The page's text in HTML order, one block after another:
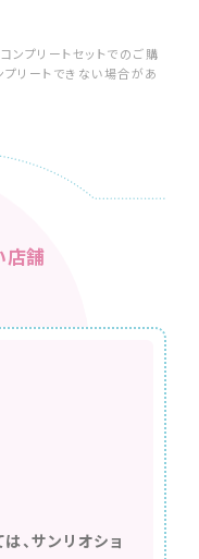
ンプリートセットでのご購
プリートできない場合があ
店舗
、サンリオショ